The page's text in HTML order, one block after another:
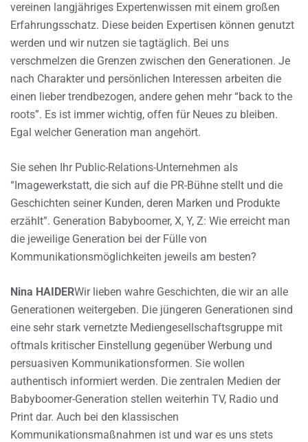
vereinen langjähriges Expertenwissen mit einem großen
Erfahrungsschatz. Diese beiden Expertisen können genutzt
werden und wir nutzen sie tagtäglich. Bei uns
verschmelzen die Grenzen zwischen den Generationen. Je
nach Charakter und persönlichen Interessen arbeiten die
einen lieber trendbezogen, andere gehen mehr “back to the
roots”. Es ist immer wichtig, offen für Neues zu bleiben.
Egal welcher Generation man angehört.
Sie sehen Ihr Public-Relations-Unternehmen als
“Imagewerkstatt, die sich auf die PR-Bühne stellt und die
Geschichten seiner Kunden, deren Marken und Produkte
erzählt”. Generation Babyboomer, X, Y, Z: Wie erreicht man
die jeweilige Generation bei der Fülle von
Kommunikationsmöglichkeiten jeweils am besten?
Nina HAIDERWir lieben wahre Geschichten, die wir an alle
Generationen weitergeben. Die jüngeren Generationen sind
eine sehr stark vernetzte Mediengesellschaftsgruppe mit
oftmals kritischer Einstellung gegenüber Werbung und
persuasiven Kommunikationsformen. Sie wollen
authentisch informiert werden. Die zentralen Medien der
Babyboomer-Generation stellen weiterhin TV, Radio und
Print dar. Auch bei den klassischen
Kommunikationsmaßnahmen ist und war es uns stets